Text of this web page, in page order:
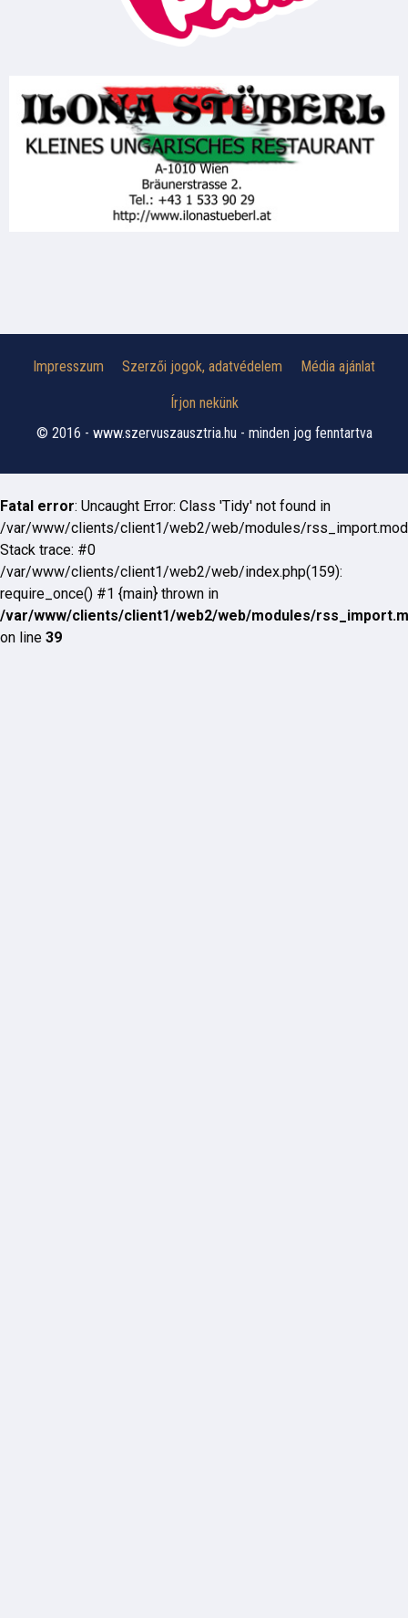
Impresszum Szerzői jogok, adatvédelem Média ajánlat
Írjon nekünk
© 2016 - www.szervuszausztria.hu - minden jog fenntartva
Fatal error: Uncaught Error: Class 'Tidy' not found in
/var/www/clients/client1/web2/web/modules/
Stack trace: #0
/var/www/clients/client1/web2/web/index.php(159):
require_once() #1 {main} thrown in
/var/www/clients/client1/web2/web/modules/
on line 39